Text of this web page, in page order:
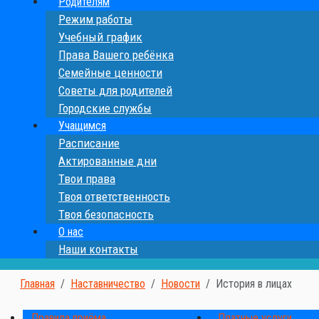
Режим работы
Учебный график
Права Вашего ребёнка
Семейные ценности
Cоветы для родителей
Городские службы
Учащимся
Расписание
Актированные дни
Твои права
Твоя ответственность
Твоя безопасность
О нас
Наши контакты
Главная Наставничество Новости История в лицах